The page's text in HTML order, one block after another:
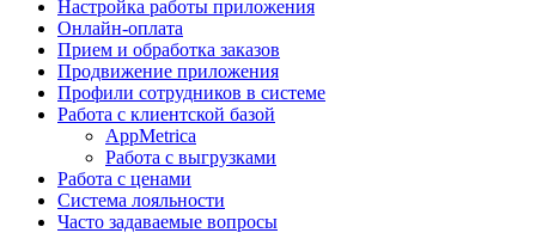
Настройка работы приложения
Онлайн-оплата
Прием и обработка заказов
Продвижение приложения
Профили сотрудников в системе
Работа с клиентской базой
AppMetrica
Работа с выгрузками
Работа с ценами
Система лояльности
Часто задаваемые вопросы